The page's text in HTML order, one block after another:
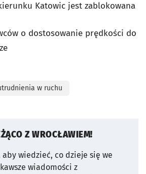
Katowic jest zablokowana
o dostosowanie prędkości do
w ruchu
Z WROCŁAWIEM!
aby wiedzieć, co dzieje się we
wiadomości z